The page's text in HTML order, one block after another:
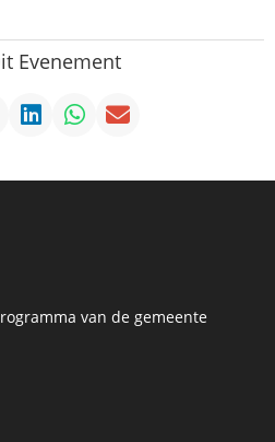
Evenement
van de gemeente